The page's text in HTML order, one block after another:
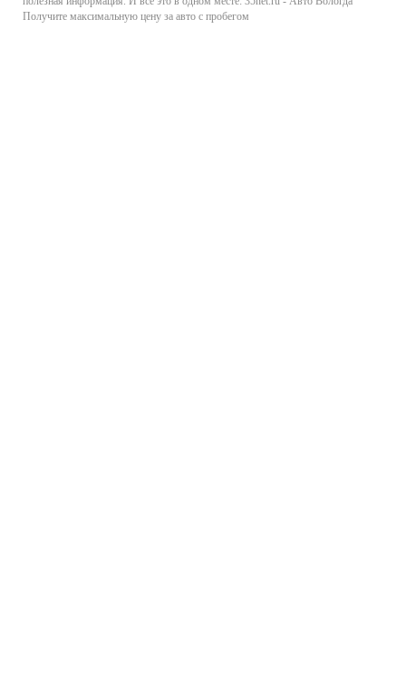
Получите максимальную цену за авто с пробегом